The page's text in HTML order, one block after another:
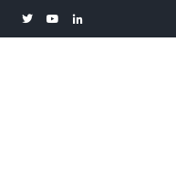
twitteryoutubelinkedin